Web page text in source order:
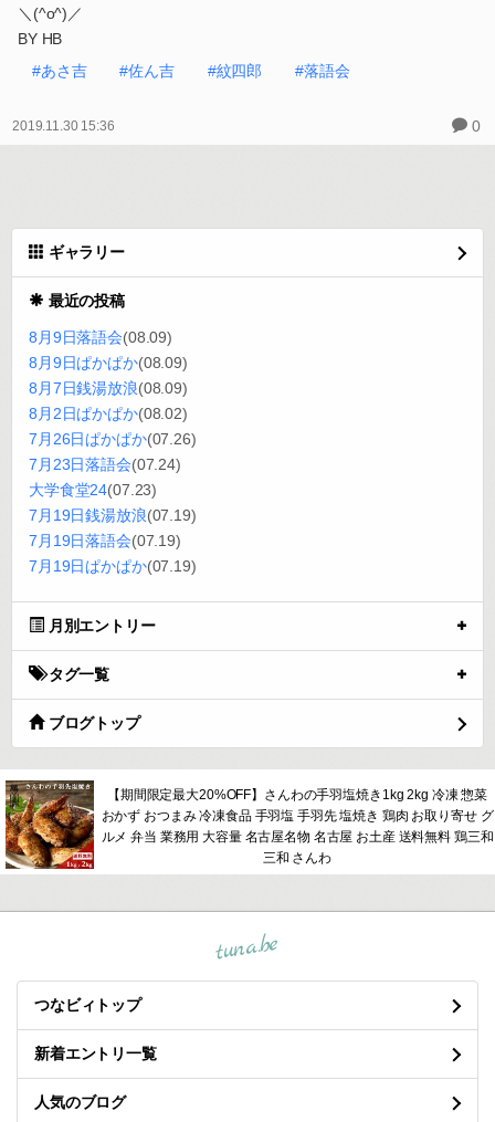
＼(^o^)／
BY HB
#あさ吉
#佐ん吉 #紋四郎 #落語会
2019.11.30 15:36 0
ギャラリー
最近の投稿
8月9日落語会(08.09)
8月9日ぱかぱか(08.09)
8月7日銭湯放浪(08.09)
8月2日ぱかぱか(08.02)
7月26日ぱかぱか(07.26)
7月23日落語会(07.24)
大学食堂24(07.23)
7月19日銭湯放浪(07.19)
7月19日落語会(07.19)
7月19日ぱかぱか(07.19)
月別エントリー
タグ一覧
ブログトップ
【期間限定最大20%OFF】さんわの手羽塩焼き1kg 2kg 冷凍 惣菜
おかず おつまみ 冷凍食品 手羽塩 手羽先 塩焼き 鶏肉 お取り寄せ グ
ルメ 弁当 業務用 大容量 名古屋名物 名古屋 お土産 送料無料 鶏三和
三和 さんわ
tuna.be
つなビィトップ
新着エントリ一覧
人気のブログ